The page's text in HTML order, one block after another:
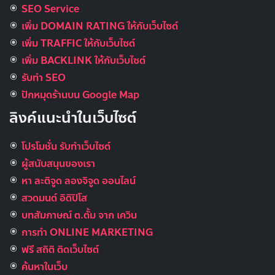
SEO Service
เพิ่ม DOMAIN RATING ให้กับเว็บไซต์
เพิ่ม TRAFFIC ให้กับเว็บไซต์
เพิ่ม BACKLINK ให้กับเว็บไซต์
รับทำ SEO
ปักหมุดร้านบน Google Map
ลิงค์แนะนำในเว็บไซต์
โปรโมชั่น รับทำเว็บไซต์
ผู้สนับสนุนของเรา
หา ละติจูด ลองจิจูด ออนไลน์
สวดมนต์ อิติปิโส
บทสัมภาษณ์ ต.ตั้ม จาก เควิน
การทำ ONLINE MARKETING
ฟรี สถิติ ติดเว็บไซต์
ค้นหาในเว็บ